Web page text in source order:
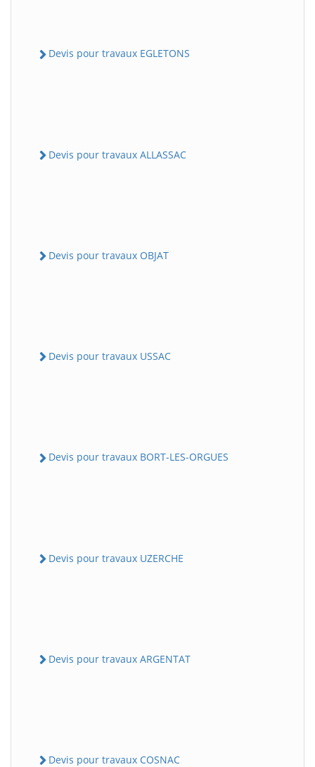
Devis pour travaux EGLETONS
Devis pour travaux ALLASSAC
Devis pour travaux OBJAT
Devis pour travaux USSAC
Devis pour travaux BORT-LES-ORGUES
Devis pour travaux UZERCHE
Devis pour travaux ARGENTAT
Devis pour travaux COSNAC